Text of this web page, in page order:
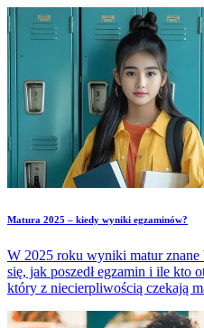
Matura 2025 – kiedy wyniki egzaminów?
W 2025 roku wyniki matur
się, jak poszedł egzamin i ile kto
który z niecierpliwością czekają